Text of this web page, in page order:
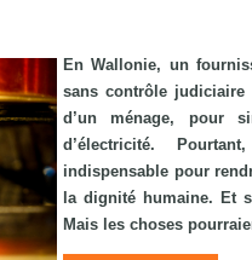
En Wallonie, un
sans contrôle judiciaire
d’un ménage, pour
d’électricité.
indispensable pour
la dignité humaine. Et
Mais les choses